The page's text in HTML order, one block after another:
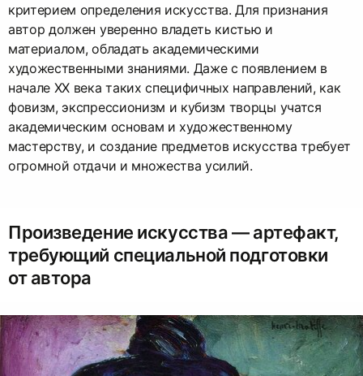
критерием определения искусства. Для признания
автор должен уверенно владеть кистью и
материалом, обладать академическими
художественными знаниями. Даже с появлением в
начале XX века таких специфичных направлений, как
фовизм, экспрессионизм и кубизм творцы учатся
академическим основам и художественному
мастерству, и создание предметов искусства требует
огромной отдачи и множества усилий.
Произведение искусства — артефакт,
требующий специальной подготовки
от автора